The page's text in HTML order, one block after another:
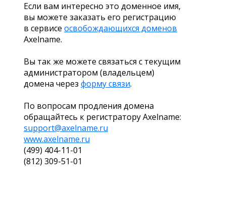
Если вам интересно это доменное имя,
вы можете заказать его регистрацию
в сервисе освобождающихся доменов
Axelname.
Вы так же можете связаться с текущим
администратором (владельцем)
домена через форму связи.
По вопросам продления домена
обращайтесь к регистратору Axelname:
support@axelname.ru
www.axelname.ru
(499) 404-11-01
(812) 309-51-01